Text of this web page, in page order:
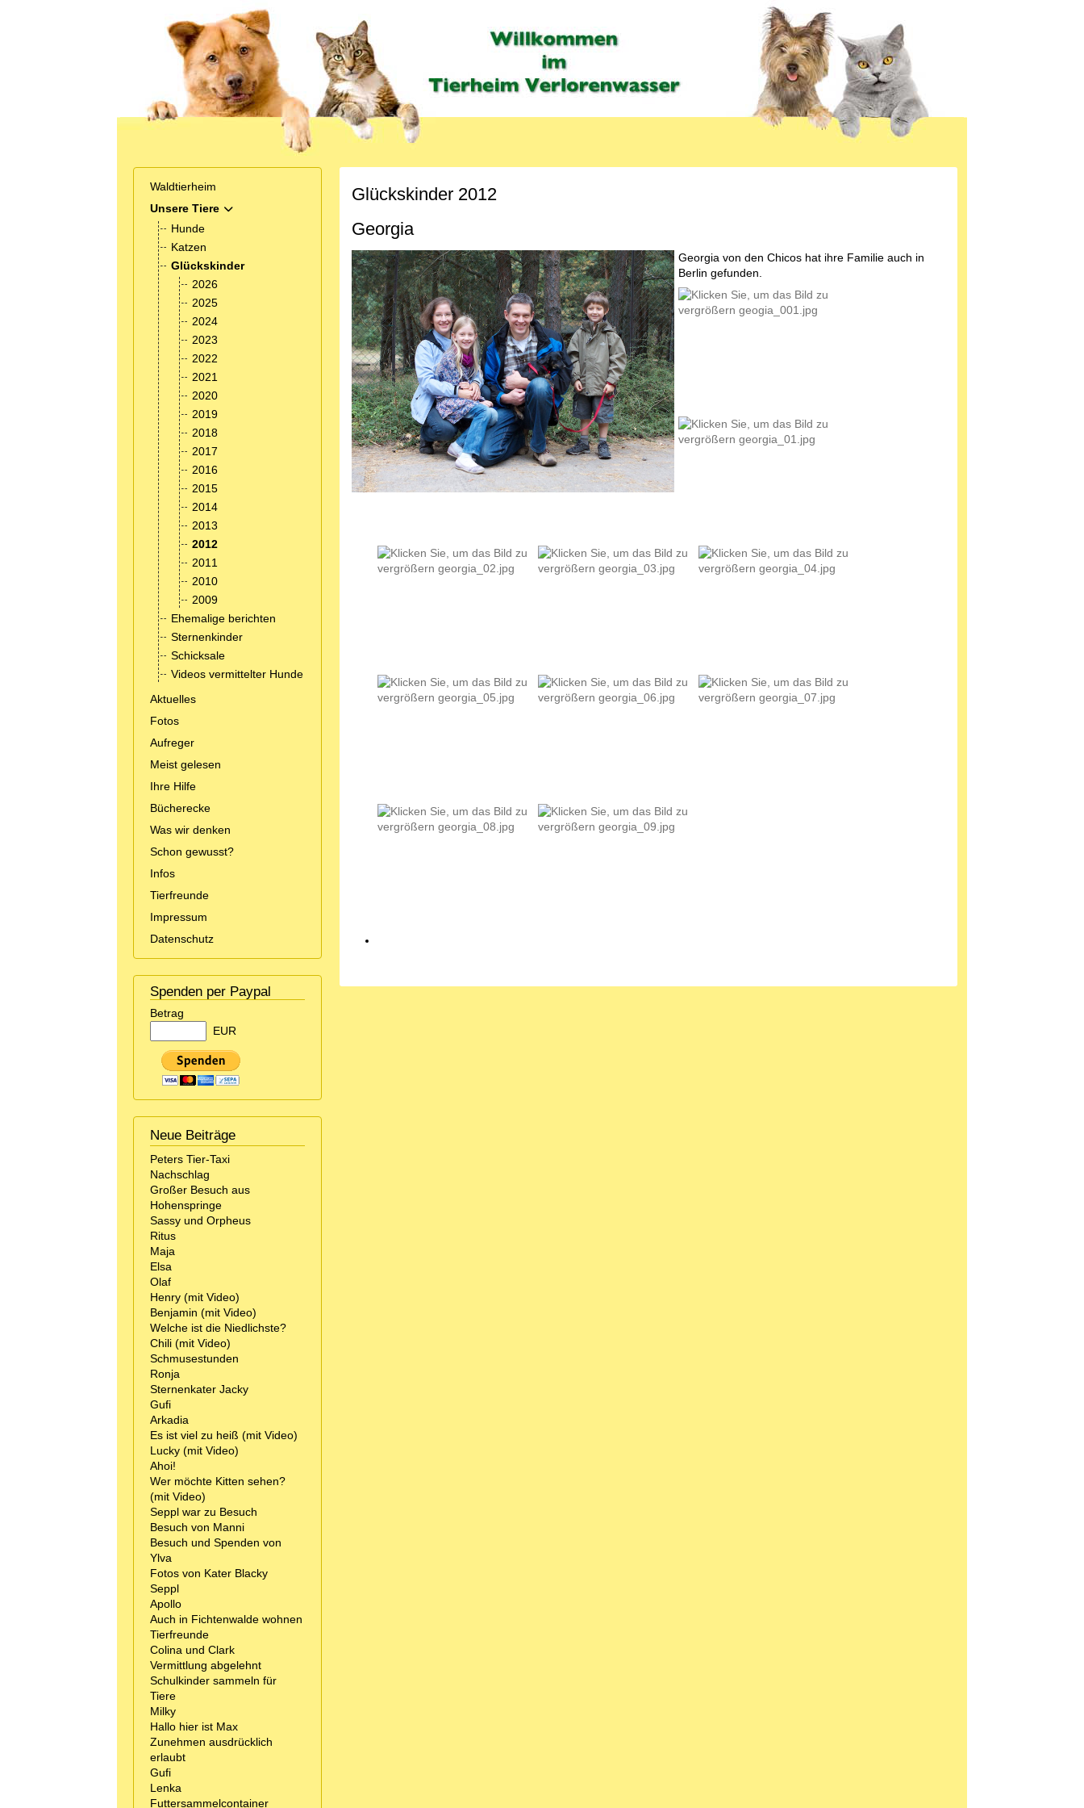
Waldtierheim
Unsere Tiere
MOD_MENU_TOGGLE_SUBMENU_LABEL
Hunde
Katzen
Glückskinder
2026
2025
2024
2023
2022
2021
2020
2019
2018
2017
2016
2015
2014
2013
2012
2011
2010
2009
Ehemalige berichten
Sternenkinder
Schicksale
Videos vermittelter Hunde
Aktuelles
Fotos
Aufreger
Meist gelesen
Ihre Hilfe
Bücherecke
Was wir denken
Schon gewusst?
Infos
Tierfreunde
Impressum
Datenschutz
Spenden per Paypal
Betrag
EUR
Neue Beiträge
Peters Tier-Taxi
Nachschlag
Großer Besuch aus
Hohenspringe
Sassy und Orpheus
Ritus
Maja
Elsa
Olaf
Henry (mit Video)
Benjamin (mit Video)
Welche ist die Niedlichste?
Chili (mit Video)
Schmusestunden
Ronja
Sternenkater Jacky
Gufi
Arkadia
Es ist viel zu heiß (mit Video)
Lucky (mit Video)
Ahoi!
Wer möchte Kitten sehen?
(mit Video)
Seppl war zu Besuch
Besuch von Manni
Besuch und Spenden von
Ylva
Fotos von Kater Blacky
Seppl
Apollo
Auch in Fichtenwalde wohnen
Tierfreunde
Colina und Clark
Vermittlung abgelehnt
Schulkinder sammeln für
Tiere
Milky
Hallo hier ist Max
Zunehmen ausdrücklich
erlaubt
Gufi
Lenka
Futtersammelcontainer
Glückskinder 2012
Georgia
Georgia von den Chicos hat ihre Familie auch in
Berlin gefunden.